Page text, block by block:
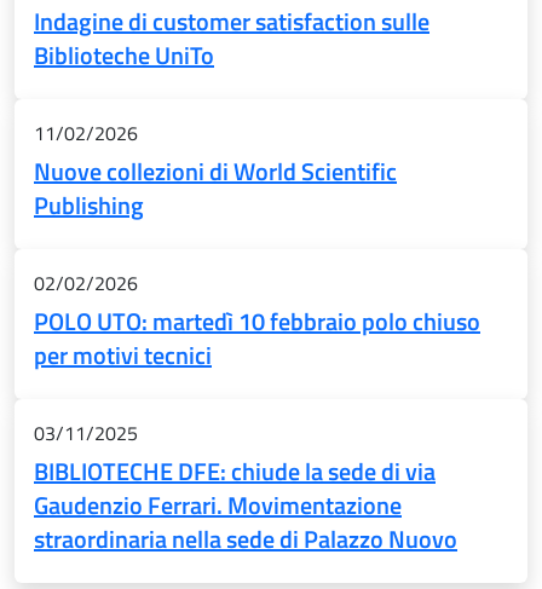
Indagine di customer satisfaction sulle
Biblioteche UniTo
11/02/2026
Nuove collezioni di World Scientific
Publishing
02/02/2026
POLO UTO: martedì 10 febbraio polo chiuso
per motivi tecnici
03/11/2025
BIBLIOTECHE DFE: chiude la sede di via
Gaudenzio Ferrari. Movimentazione
straordinaria nella sede di Palazzo Nuovo